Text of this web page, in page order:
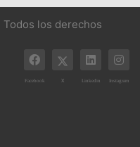
| Todos los derechos
Facebook X Linkedin Instagram